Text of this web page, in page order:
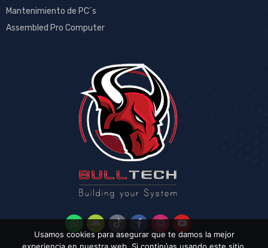
Mantenimiento de PC´s
Assembled Pro Computer
Usamos cookies para asegurar que te damos la mejor